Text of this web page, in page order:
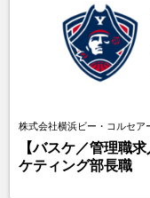
株式会社横浜ビー・コルセア
【バスケ／管理職
ケティング部長職